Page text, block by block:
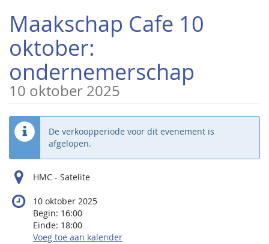
naar de
hoofd-
inhoud
Maakschap Cafe 10
oktober:
ondernemerschap
10 oktober 2025
De verkoopperiode voor dit evenement is
afgelopen.
HMC - Satelite
10 oktober 2025
Begin: 16:00
Einde: 18:00
Voeg toe aan kalender